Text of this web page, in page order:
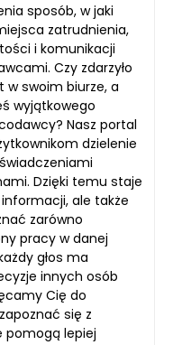
sposób, w jaki
zatrudnienia,
i komunikacji
Czy zdarzyło
swoim biurze, a
wyjątkowego
Nasz portal
dzielenie
Dzięki temu staje
ale także
zarówno
pracy w danej
głos ma
innych osób
Cię do
się z
pomogą lepiej